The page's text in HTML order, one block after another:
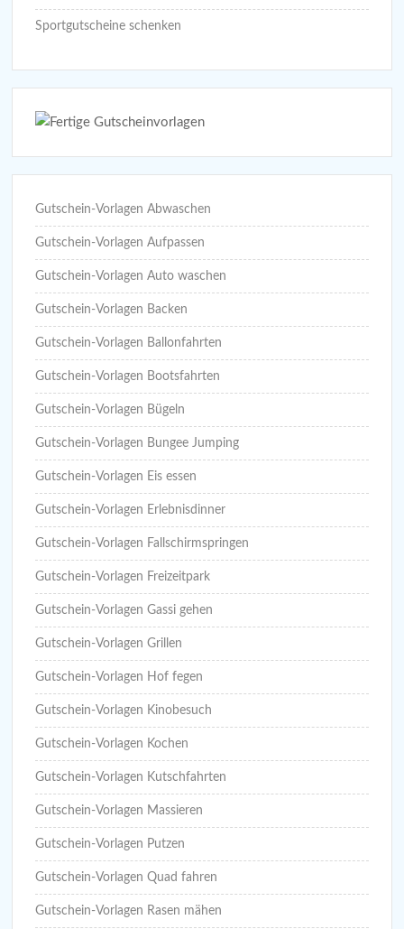
Sportgutscheine schenken
Gutschein-Vorlagen Abwaschen
Gutschein-Vorlagen Aufpassen
Gutschein-Vorlagen Auto waschen
Gutschein-Vorlagen Backen
Gutschein-Vorlagen Ballonfahrten
Gutschein-Vorlagen Bootsfahrten
Gutschein-Vorlagen Bügeln
Gutschein-Vorlagen Bungee Jumping
Gutschein-Vorlagen Eis essen
Gutschein-Vorlagen Erlebnisdinner
Gutschein-Vorlagen Fallschirmspringen
Gutschein-Vorlagen Freizeitpark
Gutschein-Vorlagen Gassi gehen
Gutschein-Vorlagen Grillen
Gutschein-Vorlagen Hof fegen
Gutschein-Vorlagen Kinobesuch
Gutschein-Vorlagen Kochen
Gutschein-Vorlagen Kutschfahrten
Gutschein-Vorlagen Massieren
Gutschein-Vorlagen Putzen
Gutschein-Vorlagen Quad fahren
Gutschein-Vorlagen Rasen mähen